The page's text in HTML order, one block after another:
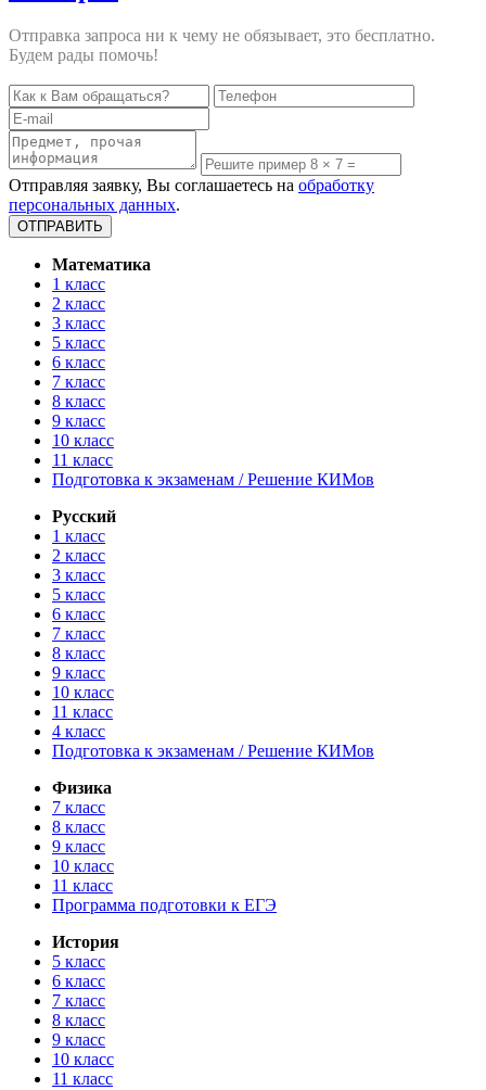
Отправка запроса ни к чему не обязывает, это бесплатно.
Будем рады помочь!
Отправляя заявку, Вы соглашаетесь на обработку
персональных данных.
Математика
1 класс
2 класс
3 класс
5 класс
6 класс
7 класс
8 класс
9 класс
10 класс
11 класс
Подготовка к экзаменам / Решение КИМов
Русский
1 класс
2 класс
3 класс
5 класс
6 класс
7 класс
8 класс
9 класс
10 класс
11 класс
4 класс
Подготовка к экзаменам / Решение КИМов
Физика
7 класс
8 класс
9 класс
10 класс
11 класс
Программа подготовки к ЕГЭ
История
5 класс
6 класс
7 класс
8 класс
9 класс
10 класс
11 класс